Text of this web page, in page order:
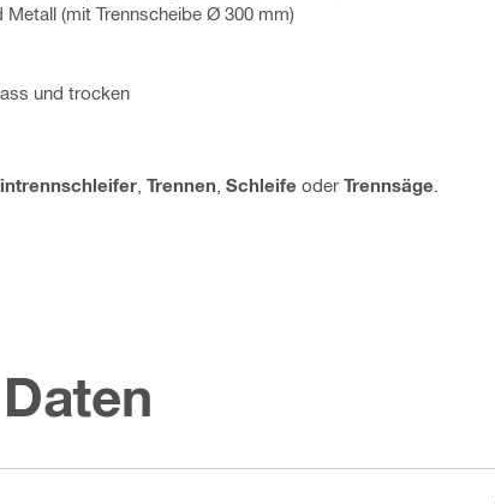
(mit Trennscheibe Ø 300 mm)
und trocken
Trennen Schleife oder Trennsäge